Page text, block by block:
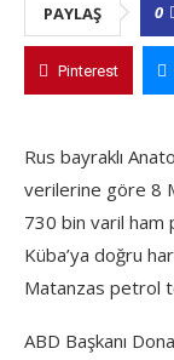
PAYLAŞ 0
Pinterest
Rus bayraklı
verilerine göre 8
730 bin varil ham
Küba’ya doğru
Matanzas petrol
ABD Başkanı